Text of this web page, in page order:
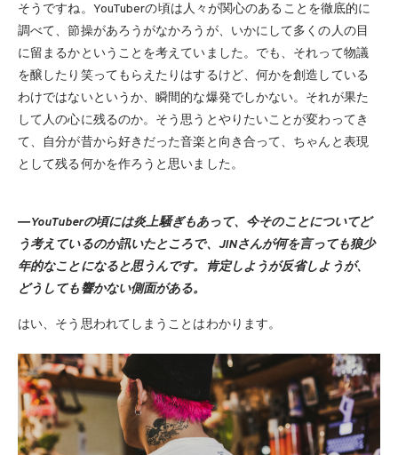
そうですね。YouTuberの頃は人々が関心のあることを徹底的に
調べて、節操があろうがなかろうが、いかにして多くの人の目
に留まるかということを考えていました。でも、それって物議
を醸したり笑ってもらえたりはするけど、何かを創造している
わけではないというか、瞬間的な爆発でしかない。それが果た
して人の心に残るのか。そう思うとやりたいことが変わってき
て、自分が昔から好きだった音楽と向き合って、ちゃんと表現
として残る何かを作ろうと思いました。
―YouTuberの頃には炎上騒ぎもあって、今そのことについてど
う考えているのか訊いたところで、JINさんが何を言っても狼少
年的なことになると思うんです。肯定しようが反省しようが、
どうしても響かない側面がある。
はい、そう思われてしまうことはわかります。